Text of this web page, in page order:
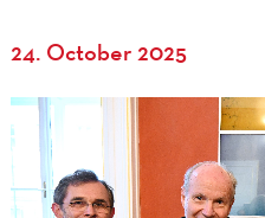
24. October 2025